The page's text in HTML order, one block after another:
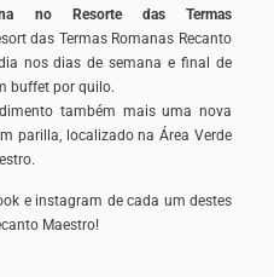
no Resorte das Termas
das Termas Romanas Recanto
nos dias de semana e final de
buffet por quilo.
também mais uma nova
parilla, localizado na Área Verde
e instagram de cada um destes
Maestro!